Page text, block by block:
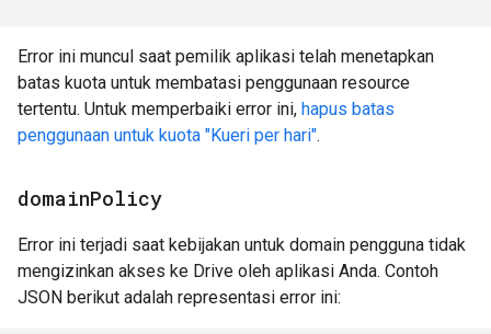
Error ini muncul saat pemilik aplikasi telah menetapkan
batas kuota untuk membatasi penggunaan resource
tertentu. Untuk memperbaiki error ini, hapus batas
penggunaan untuk kuota "Kueri per hari".
domainPolicy
Error ini terjadi saat kebijakan untuk domain pengguna tidak
mengizinkan akses ke Drive oleh aplikasi Anda. Contoh
JSON berikut adalah representasi error ini: